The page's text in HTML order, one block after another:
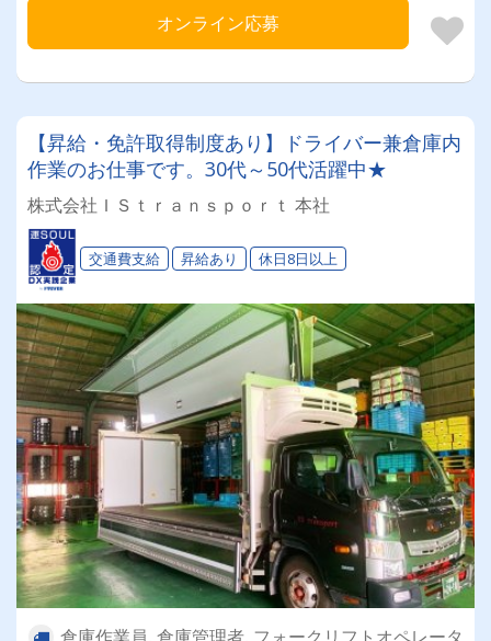
オンライン応募
【昇給・免許取得制度あり】ドライバー兼倉庫内
作業のお仕事です。30代～50代活躍中★
株式会社ＩＳｔｒａｎｓｐｏｒｔ 本社
交通費支給 昇給あり 休日8日以上